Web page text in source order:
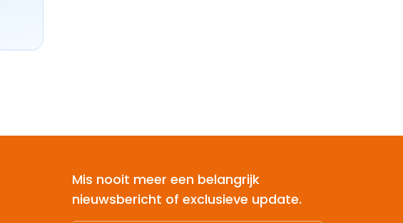
Mis nooit meer een belangrijk
nieuwsbericht of exclusieve update.